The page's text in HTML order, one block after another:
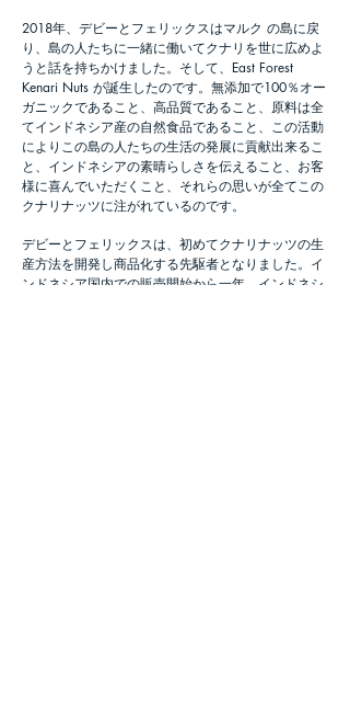
2018年、デビーとフェリックスはマルク の島に戻
り、島の人たちに一緒に働いてクナリを世に広めよ
うと話を持ちかけました。そして、East Forest
Kenari Nuts が誕生したのです。無添加で100％オー
ガニックであること、高品質であること、原料は全
てインドネシア産の自然食品であること、この活動
によりこの島の人たちの生活の発展に貢献出来るこ
と、インドネシアの素晴らしさを伝えること、お客
様に喜んでいただくこと、それらの思いが全てこの
クナリナッツに注がれているのです。
デビーとフェリックスは、初めてクナリナッツの生
産方法を開発し商品化する先駆者となりました。イ
ンドネシア国内での販売開始から一年、インドネシ